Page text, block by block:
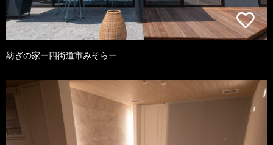
紡ぎの家ー四街道市みそらー